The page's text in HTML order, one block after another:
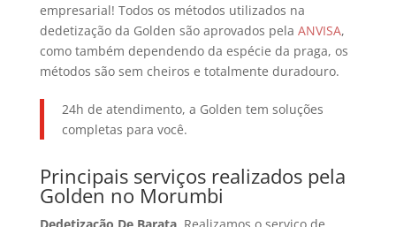
empresarial! Todos os métodos utilizados na
dedetização da Golden são aprovados pela ANVISA,
como também dependendo da espécie da praga, os
métodos são sem cheiros e totalmente duradouro.
24h de atendimento, a Golden tem soluções
completas para você.
Principais serviços realizados pela
Golden no Morumbi
Dedetização De Barata Realizamos o serviço de